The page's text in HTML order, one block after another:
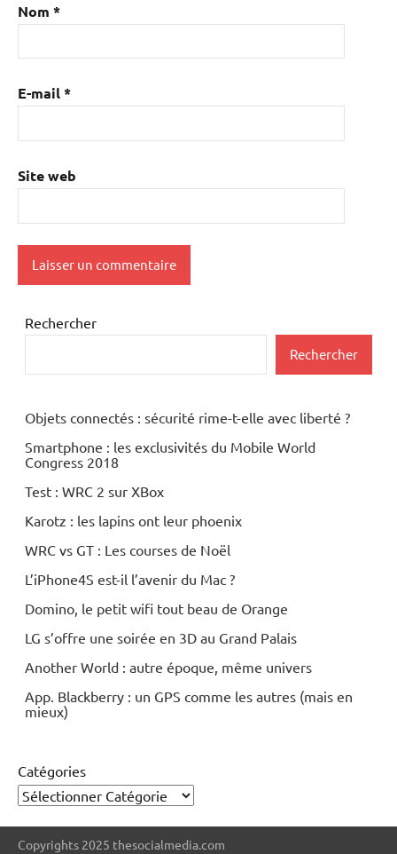
Nom *
E-mail*
Site web
Rechercher
Rechercher
Objets connectés : sécurité rime-t-elle avec liberté ?
Smartphone : les exclusivités du Mobile World
Congress 2018
Test : WRC 2 sur XBox
Karotz : les lapins ont leur phoenix
WRC vs GT : Les courses de Noël
L’iPhone4S est-il l’avenir du Mac ?
Domino, le petit wifi tout beau de Orange
LG s’offre une soirée en 3D au Grand Palais
Another World : autre époque, même univers
App. Blackberry : un GPS comme les autres (mais en
mieux)
Catégories
Copyrights 2025 thesocialmedia.com